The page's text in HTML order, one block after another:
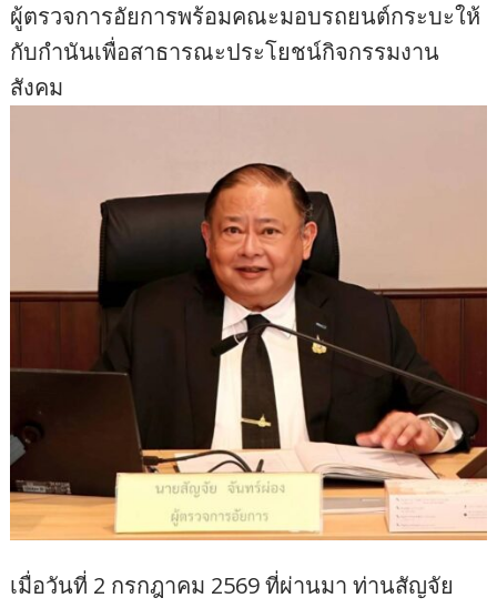
ผู้ตรวจการอัยการพร้อมคณะมอบรถยนต์กระบะให้
กับกำนันเพื่อสาธารณะประโยชน์กิจกรรมงาน
สังคม
เมื่อวันที่ 2 กรกฎาคม 2569 ที่ผ่านมา ท่านสัญจัย